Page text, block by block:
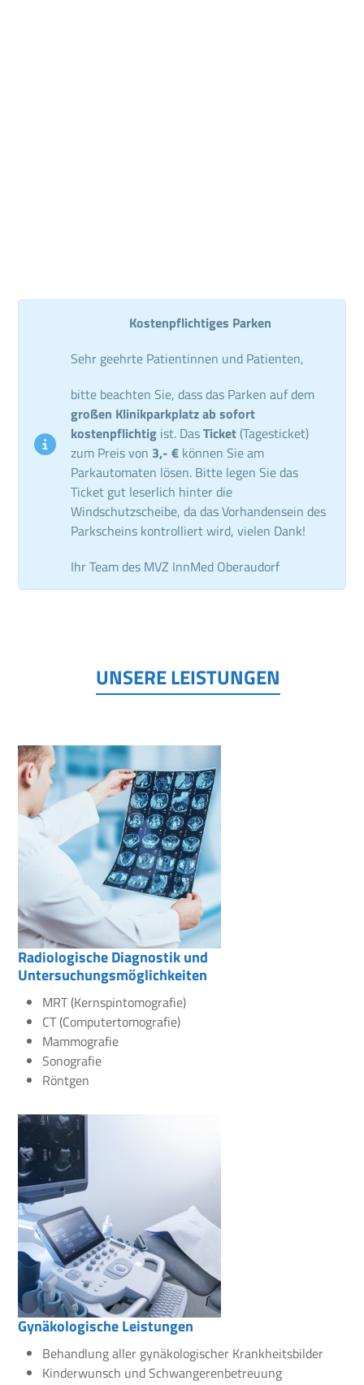
Kostenpflichtiges Parken
Sehr geehrte Patientinnen und Patienten,
bitte beachten Sie, dass das Parken auf dem
großen Klinikparkplatz ab sofort
kostenpflichtig ist. DasTicket (Tagesticket)
zum Preis von 3,- € können Sie am
Parkautomaten lösen. Bitte legen Sie das
Ticket gut leserlich hinter die
Windschutzscheibe, da das Vorhandensein des
Parkscheins kontrolliert wird, vielen Dank!
Ihr Team des MVZ InnMed Oberaudorf
UNSERE LEISTUNGEN
Radiologische Diagnostik und
Untersuchungsmöglichkeiten
MRT (Kernspintomografie)
CT (Computertomografie)
Mammografie
Sonografie
Röntgen
Gynäkologische Leistungen
Behandlung aller gynäkologischer Krankheitsbilder
Kinderwunsch und Schwangerenbetreuung